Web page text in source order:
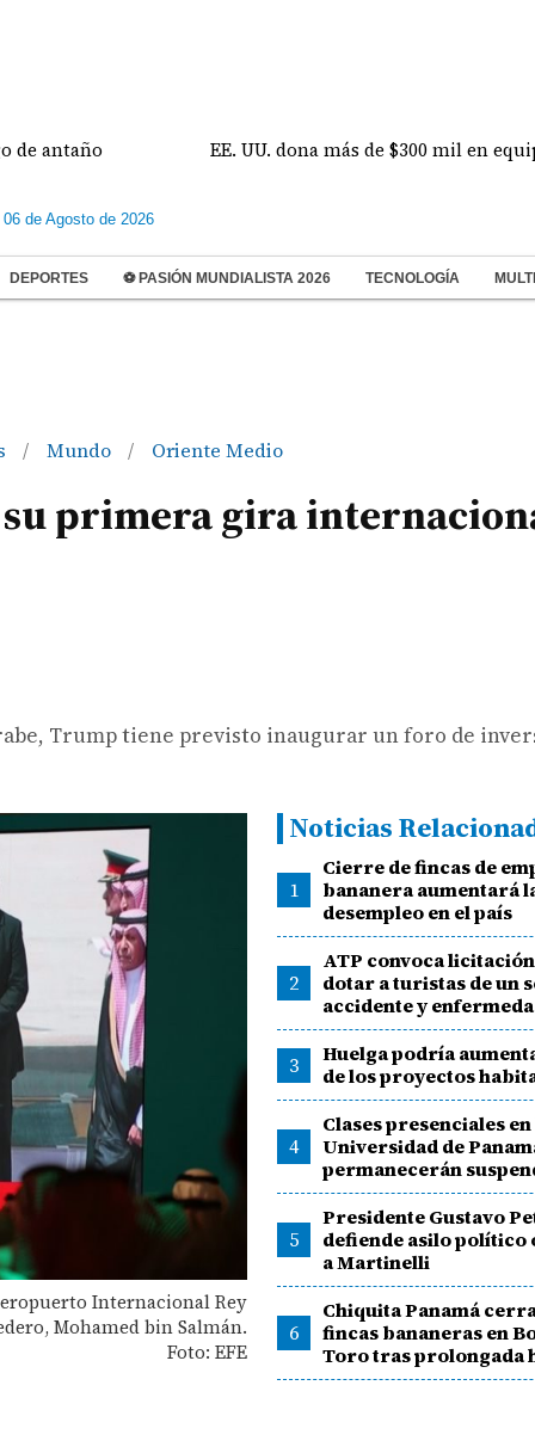
EE. UU. dona más de $300 mil en equipos
de Agosto de 2026
DEPORTES ⚽ PASIÓN MUNDIALISTA 2026 TECNOLOGÍA
/ Mundo / Oriente Medio
primera gira
Trump tiene previsto inaugurar un foro de
Internacional Rey
Mohamed bin Salmán.
Foto: EFE
Noticias
1
Cierre de fincas de
bananera aumentará
desempleo en el país
2
ATP convoca
dotar a turistas de un
accidente y
3
Huelga podría
de los proyectos
4
Clases presenciales
Universidad de
permanecerán
5
Presidente Gustavo
defiende asilo político
a Martinelli
6
Chiquita Panamá
fincas bananeras en
Toro tras prolongada